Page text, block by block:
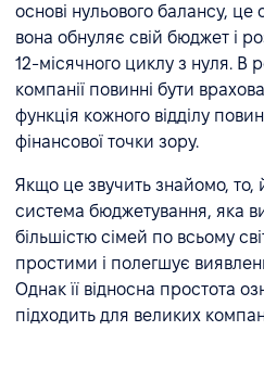
основі нульового балансу,
вона обнуляє свій бюджет і
12-місячного циклу з нуля. В
компанії повинні бути
функція кожного відділу
фінансової точки зору.
Якщо це звучить знайомо, то,
система бюджетування, яка
більшістю сімей по всьому
простими і полегшує
Однак її відносна простота
підходить для великих